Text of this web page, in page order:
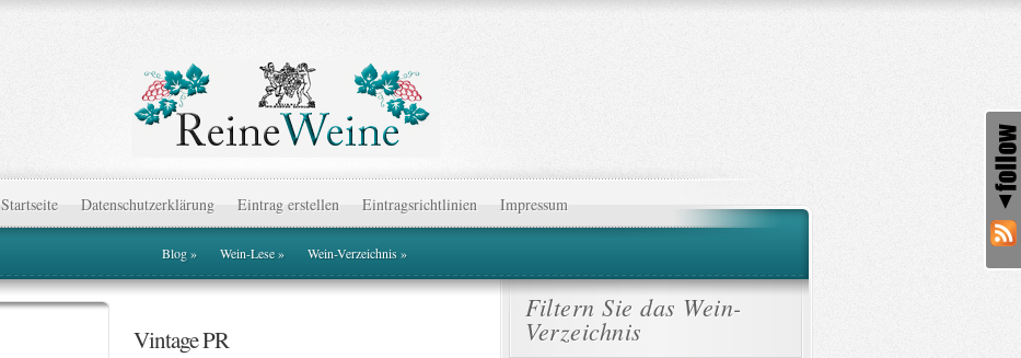
Startseite Datenschutzerklärung Eintrag erstellen Eintragsrichtlinien Impressum
Blog» Wein-Lese» Wein-Verzeichnis »
Vintage PR
Filtern Sie das Wein-
Verzeichnis